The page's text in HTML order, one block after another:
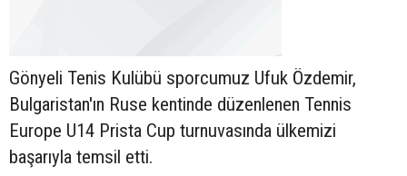
Gönyeli Tenis Kulübü sporcumuz Ufuk Özdemir,
Bulgaristan'ın Ruse kentinde düzenlenen Tennis
Europe U14 Prista Cup turnuvasında ülkemizi
başarıyla temsil etti.